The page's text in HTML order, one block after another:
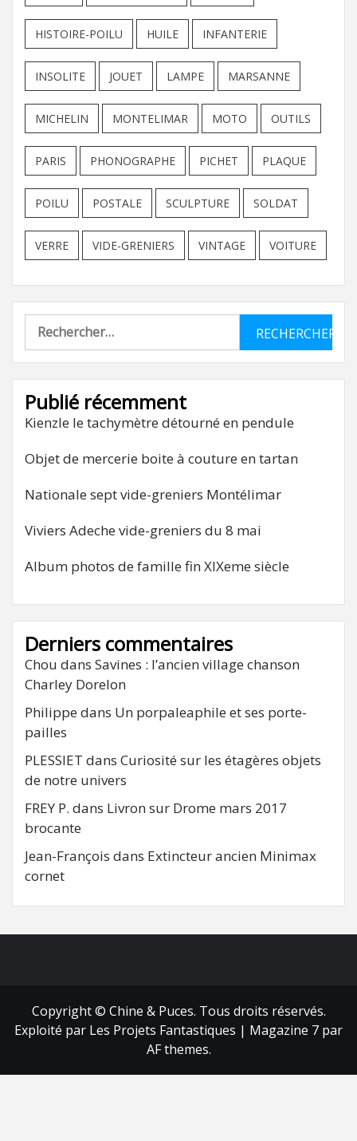
HISTOIRE-POILU HUILE INFANTERIE
INSOLITE JOUET LAMPE MARSANNE
MICHELIN MONTELIMAR MOTO OUTILS
PARIS PHONOGRAPHE PICHET PLAQUE
POILU POSTALE SCULPTURE SOLDAT
VERRE VIDE-GRENIERS VINTAGE VOITURE
Rechercher :
Publié récemment
Kienzle le tachymètre détourné en pendule
Objet de mercerie boite à couture en tartan
Nationale sept vide-greniers Montélimar
Viviers Adeche vide-greniers du 8 mai
Album photos de famille fin XIXeme siècle
Derniers commentaires
Chou dans Savines : l’ancien village chanson
Charley Dorelon
Philippe dans Un porpaleaphile et ses porte-
pailles
PLESSIET dans Curiosité sur les étagères objets
de notre univers
FREY P. dans Livron sur Drome mars 2017
brocante
Jean-François dans Extincteur ancien Minimax
cornet
Copyright © Chine & Puces. Tous droits réservés.
Exploité par Les Projets Fantastiques | Magazine 7 par
AF themes.